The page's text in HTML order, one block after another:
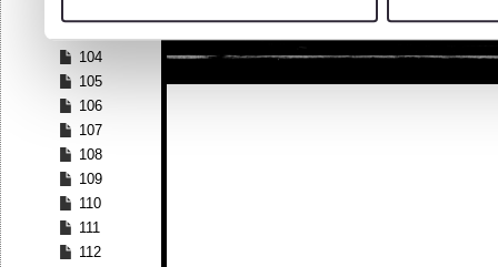
104
105
106
107
108
109
110
111
112